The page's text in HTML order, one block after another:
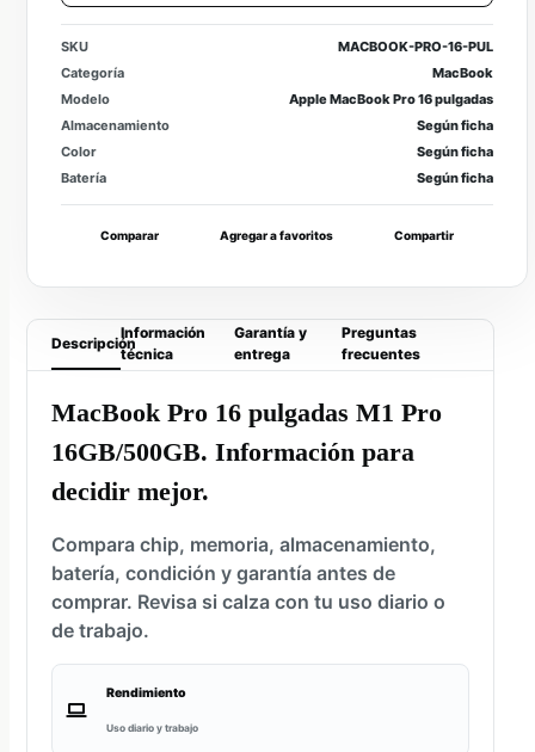
SKU
MACBOOK-PRO-16-PUL
Categoría
MacBook
Modelo
Apple MacBook Pro 16 pulgadas
Almacenamiento
Según ficha
Color
Según ficha
Batería
Según ficha
Comparar Agregar a favoritos Compartir
Descripción
Información
técnica
Garantía y
entrega
Preguntas
frecuentes
MacBook Pro 16 pulgadas M1 Pro
16GB/500GB. Información para
decidir mejor.
Compara chip, memoria, almacenamiento,
batería, condición y garantía antes de
comprar. Revisa si calza con tu uso diario o
de trabajo.
Rendimiento
Uso diario y trabajo